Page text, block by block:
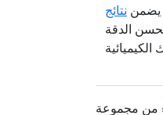
يضمن نتائج
الدقة
من مجموعة